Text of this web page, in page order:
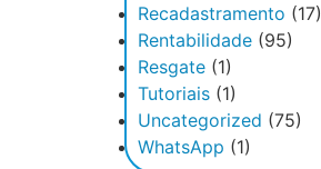
Recadastramento (17)
Rentabilidade (95)
Resgate (1)
Tutoriais (1)
Uncategorized (75)
WhatsApp (1)